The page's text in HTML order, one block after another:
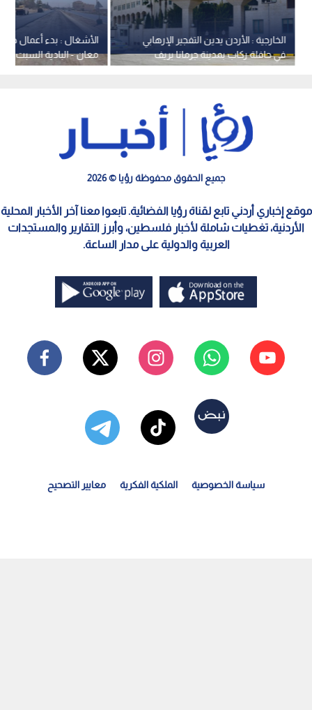
الأشغال : بدء أعمال
معان - البادية السبت
الخارجية : الأردن يدين التفجير الإرهابي
في حافلة ركاب بمدينة جرمانا بريف
دمشق في سوريا
جميع الحقوق محفوظة رؤيا © 2026
موقع إخباري أردني تابع لقناة رؤيا الفضائية. تابعوا معنا آخر الأخبار المحلية
الأردنية، تغطيات شاملة لأخبار فلسطين، وأبرز التقارير والمستجدات
العربية والدولية على مدار الساعة.
سياسة الخصوصية الملكية الفكرية معايير التصحيح